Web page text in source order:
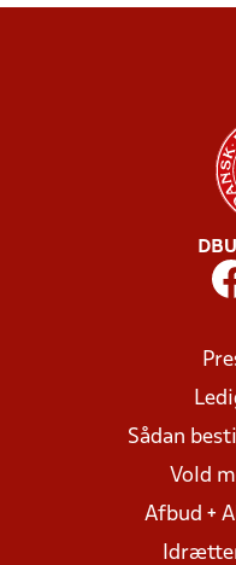
Sådan
Vold
Afbud +